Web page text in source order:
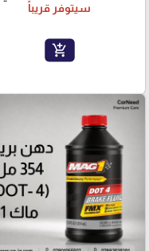
سيتوفر قريباً
add_shopping_cart